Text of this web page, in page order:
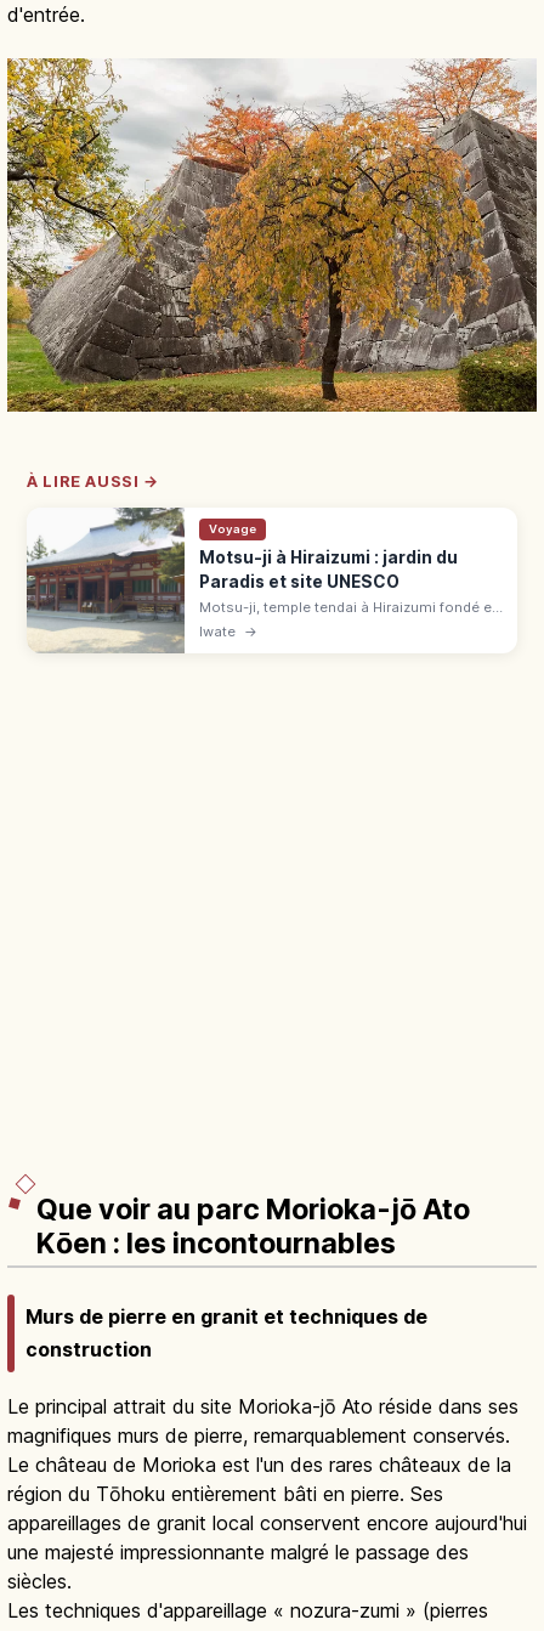
d'entrée.
À LIRE AUSSI →
Voyage
Motsu-ji à Hiraizumi : jardin du
Paradis et site UNESCO
Motsu-ji, temple tendai à Hiraizumi fondé en
850, est un site UNESCO. Jardin Jodo Teien
Iwate →
Que voir au parc Morioka-jō Ato
Kōen : les incontournables
Murs de pierre en granit et techniques de
construction
Le principal attrait du site Morioka-jō Ato réside dans ses
magnifiques murs de pierre, remarquablement conservés.
Le château de Morioka est l'un des rares châteaux de la
région du Tōhoku entièrement bâti en pierre. Ses
appareillages de granit local conservent encore aujourd'hui
une majesté impressionnante malgré le passage des
siècles.
Les techniques d'appareillage « nozura-zumi » (pierres